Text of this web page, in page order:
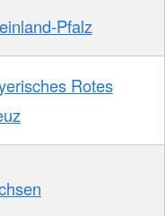
Pfalz
Rotes